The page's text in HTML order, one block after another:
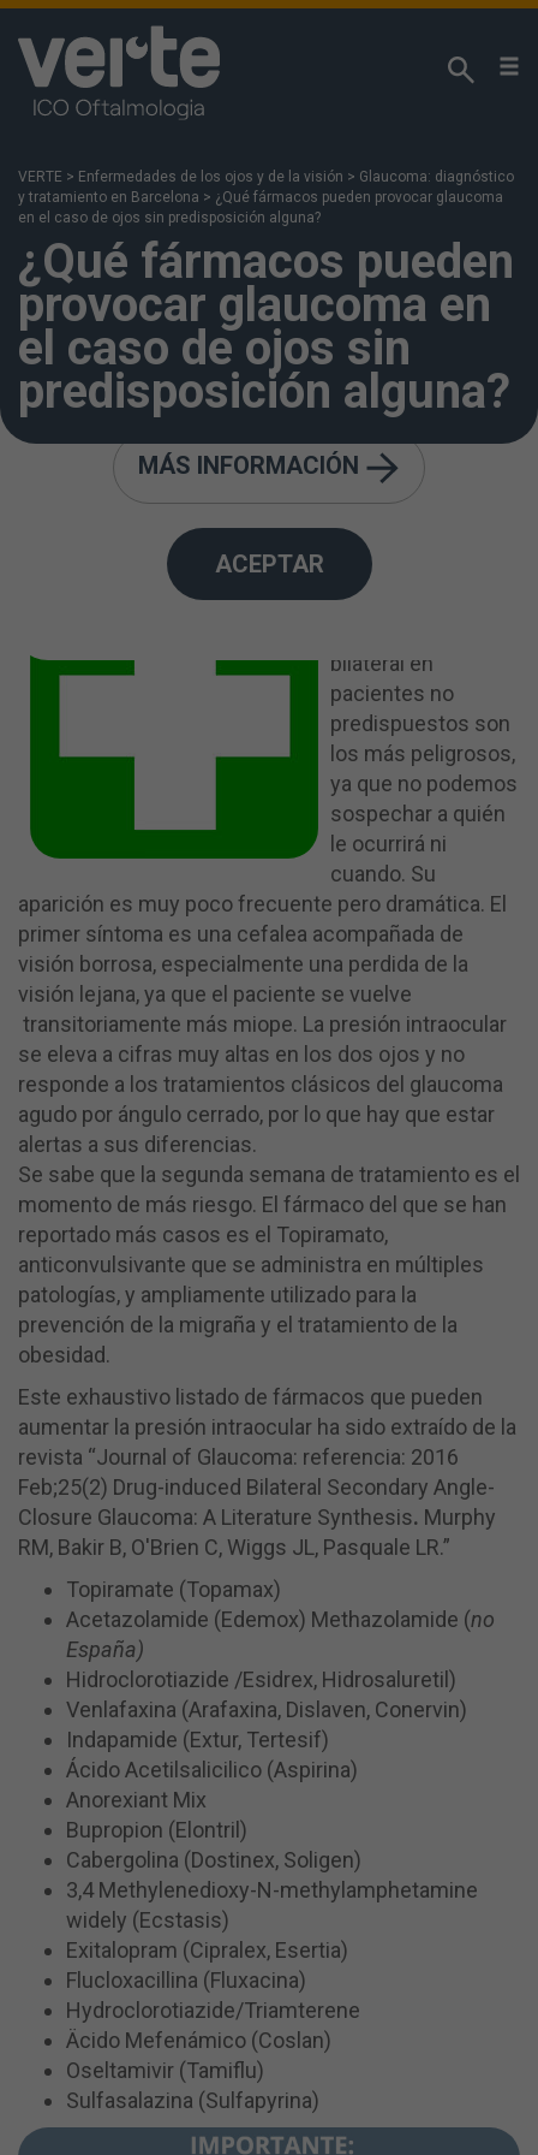
VERTE > Enfermedades de los ojos y de la visión > Glaucoma: diagnóstico
y tratamiento en Barcelona > ¿Qué fármacos pueden provocar glaucoma
en el caso de ojos sin predisposición alguna?
¿Qué fármacos pueden
provocar glaucoma en
el caso de ojos sin
predisposición alguna?
Medicación y glaucoma:
Los fármacos que
pueden provocar un
bilateral en
pacientes no
predispuestos son
los más peligrosos,
ya que no podemos
sospechar a quién
le ocurrirá ni
cuando. Su
aparición es muy poco frecuente pero dramática. El
primer síntoma es una cefalea acompañada de
visión borrosa, especialmente una perdida de la
visión lejana, ya que el paciente se vuelve
transitoriamente más miope. La presión intraocular
se eleva a cifras muy altas en los dos ojos y no
responde a los tratamientos clásicos del glaucoma
agudo por ángulo cerrado, por lo que hay que estar
alertas a sus diferencias.
Se sabe que la segunda semana de tratamiento es el
momento de más riesgo. El fármaco del que se han
reportado más casos es el Topiramato,
anticonvulsivante que se administra en múltiples
patologías, y ampliamente utilizado para la
prevención de la migraña y el tratamiento de la
obesidad.
Este exhaustivo listado de fármacos que pueden
aumentar la presión intraocular ha sido extraído de la
revista “Journal of Glaucoma: referencia: 2016
Feb;25(2) Drug-induced Bilateral Secondary Angle-
Closure Glaucoma: A Literature Synthesis. Murphy
RM, Bakir B, O'Brien C, Wiggs JL, Pasquale LR.”
Topiramate (Topamax)
Acetazolamide (Edemox) Methazolamide (no
España)
Hidroclorotiazide /Esidrex, Hidrosaluretil)
Venlafaxina (Arafaxina, Dislaven, Conervin)
Indapamide (Extur, Tertesif)
Ácido Acetilsalicilico (Aspirina)
Anorexiant Mix
Bupropion (Elontril)
Cabergolina (Dostinex, Soligen)
3,4 Methylenedioxy-N-methylamphetamine
widely (Ecstasis)
Exitalopram (Cipralex, Esertia)
Flucloxacillina (Fluxacina)
Hydroclorotiazide/Triamterene
Äcido Mefenámico (Coslan)
Oseltamivir (Tamiflu)
Sulfasalazina (Sulfapyrina)
¡Respetamos su privacidad!
para analizar sus hábitos de navegación y poder
ofrecerle nuestros contenidos en función de sus
intereses. Puede acceda a nuestra
Cookiespara más información. Si pulsa “Aceptar”
se entiende que ha sido informado y acepta la
instalación y uso de las cookies. También puede
configurarlas o rechazar su uso pulsando en “Más
información”.
MÁS INFORMACIÓN
ACEPTAR